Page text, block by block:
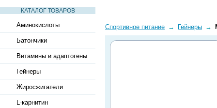
КАТАЛОГ ТОВАРОВ
Аминокислоты
Батончики
Витамины и адаптогены
Гейнеры
Жиросжигатели
L-карнитин
Спортивное питание → Гейнеры →